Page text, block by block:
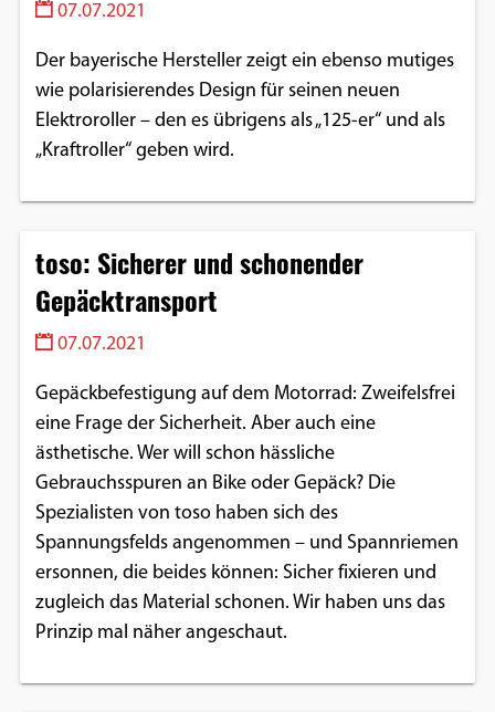
07.07.2021
Der bayerische Hersteller zeigt ein ebenso mutiges
wie polarisierendes Design für seinen neuen
Elektroroller – den es übrigens als „125-er“ und als
„Kraftroller“ geben wird.
toso: Sicherer und schonender
Gepäcktransport
07.07.2021
Gepäckbefestigung auf dem Motorrad: Zweifelsfrei
eine Frage der Sicherheit. Aber auch eine
ästhetische. Wer will schon hässliche
Gebrauchsspuren an Bike oder Gepäck? Die
Spezialisten von toso haben sich des
Spannungsfelds angenommen – und Spannriemen
ersonnen, die beides können: Sicher fixieren und
zugleich das Material schonen. Wir haben uns das
Prinzip mal näher angeschaut.